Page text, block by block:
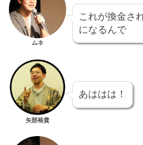
ムネ
これが換金さ
になるんで
矢部裕貴
あははは！